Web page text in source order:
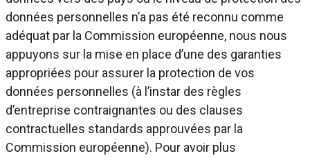
données personnelles n’a pas été reconnu comme
adéquat par la Commission européenne, nous nous
appuyons sur la mise en place d’une des garanties
appropriées pour assurer la protection de vos
données personnelles (à l’instar des règles
d’entreprise contraignantes ou des clauses
contractuelles standards approuvées par la
Commission européenne). Pour avoir plus